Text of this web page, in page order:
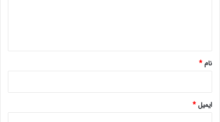
نام*
ایمیل*